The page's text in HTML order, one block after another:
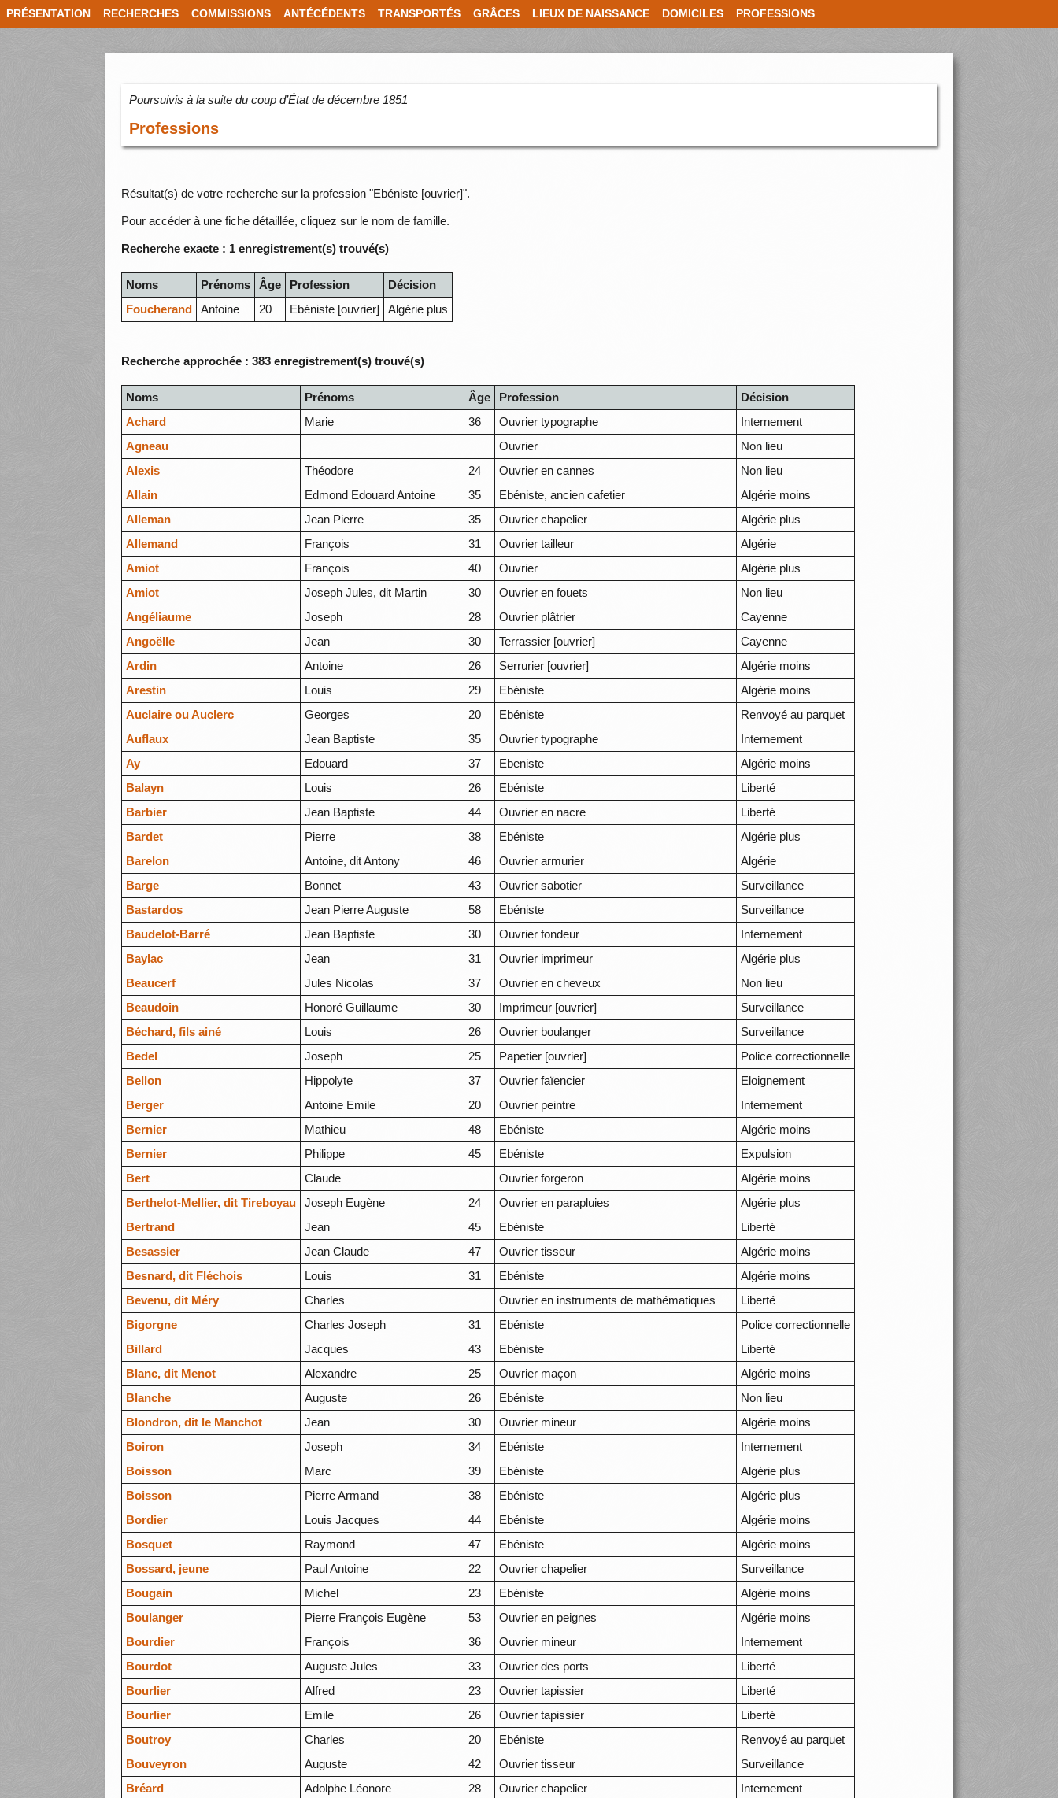
PRÉSENTATION RECHERCHES COMMISSIONS ANTÉCÉDENTS TRANSPORTÉS GRÂCES LIEUX DE NAISSANCE DOMICILES PROFESSIONS
Poursuivis à la suite du coup d’État de décembre 1851
Professions
Résultat(s) de votre recherche sur la profession "Ebéniste [ouvrier]".
Pour accéder à une fiche détaillée, cliquez sur le nom de famille.
Recherche exacte : 1 enregistrement(s) trouvé(s)
Noms Prénoms Âge Profession
Décision
Foucherand
Antoine 20 Ebéniste [ouvrier] Algérie plus
Recherche approchée : 383 enregistrement(s) trouvé(s)
Noms Prénoms Âge Profession
Décision
Achard
Marie 36 Ouvrier typographe
Internement
Agneau
Ouvrier
Non lieu
Alexis
Théodore 24 Ouvrier en cannes
Non lieu
Allain
Edmond Edouard Antoine 35 Ebéniste, ancien cafetier
Algérie moins
Alleman
Jean Pierre 35 Ouvrier chapelier
Algérie plus
Allemand
François 31 Ouvrier tailleur
Algérie
Amiot
François 40 Ouvrier
Algérie plus
Amiot
Joseph Jules, dit Martin 30 Ouvrier en fouets
Non lieu
Angéliaume
Joseph 28 Ouvrier plâtrier
Cayenne
Angoëlle
Jean 30 Terrassier [ouvrier]
Cayenne
Ardin
Antoine 26 Serrurier [ouvrier]
Algérie moins
Arestin
Louis 29 Ebéniste
Algérie moins
Auclaire ou Auclerc
Georges 20 Ebéniste
Renvoyé au parquet
Auflaux
Jean Baptiste 35 Ouvrier typographe
Internement
Ay
Edouard 37 Ebeniste
Algérie moins
Balayn
Louis 26 Ebéniste
Liberté
Barbier
Jean Baptiste 44 Ouvrier en nacre
Liberté
Bardet
Pierre 38 Ebéniste
Algérie plus
Barelon
Antoine, dit Antony 46 Ouvrier armurier
Algérie
Barge
Bonnet 43 Ouvrier sabotier
Surveillance
Bastardos
Jean Pierre Auguste 58 Ebéniste
Surveillance
Baudelot-Barré
Jean Baptiste 30 Ouvrier fondeur
Internement
Baylac
Jean 31 Ouvrier imprimeur
Algérie plus
Beaucerf
Jules Nicolas 37 Ouvrier en cheveux
Non lieu
Beaudoin
Honoré Guillaume 30 Imprimeur [ouvrier]
Surveillance
Béchard, fils ainé
Louis 26 Ouvrier boulanger
Surveillance
Bedel
Joseph 25 Papetier [ouvrier]
Police correctionnelle
Bellon
Hippolyte 37 Ouvrier faïencier
Eloignement
Berger
Antoine Emile 20 Ouvrier peintre
Internement
Bernier
Mathieu 48 Ebéniste
Algérie moins
Bernier
Philippe 45 Ebéniste
Expulsion
Bert
Claude Ouvrier forgeron
Algérie moins
Berthelot-Mellier, dit Tireboyau
Joseph Eugène 24 Ouvrier en parapluies
Algérie plus
Bertrand
Jean 45 Ebéniste
Liberté
Besassier
Jean Claude 47 Ouvrier tisseur
Algérie moins
Besnard, dit Fléchois
Louis 31 Ebéniste
Algérie moins
Bevenu, dit Méry
Charles Ouvrier en instruments de mathématiques
Liberté
Bigorgne
Charles Joseph 31 Ebéniste
Police correctionnelle
Billard
Jacques 43 Ebéniste
Liberté
Blanc, dit Menot
Alexandre 25 Ouvrier maçon
Algérie moins
Blanche
Auguste 26 Ebéniste
Non lieu
Blondron, dit le Manchot
Jean 30 Ouvrier mineur
Algérie moins
Boiron
Joseph 34 Ebéniste
Internement
Boisson
Marc 39 Ebéniste
Algérie plus
Boisson
Pierre Armand 38 Ebéniste
Algérie plus
Bordier
Louis Jacques 44 Ebéniste
Algérie moins
Bosquet
Raymond 47 Ebéniste
Algérie moins
Bossard, jeune
Paul Antoine 22 Ouvrier chapelier
Surveillance
Bougain
Michel 23 Ebéniste
Algérie moins
Boulanger
Pierre François Eugène 53 Ouvrier en peignes
Algérie moins
Bourdier
François 36 Ouvrier mineur
Internement
Bourdot
Auguste Jules 33 Ouvrier des ports
Liberté
Bourlier
Alfred 23 Ouvrier tapissier
Liberté
Bourlier
Emile 26 Ouvrier tapissier
Liberté
Boutroy
Charles 20 Ebéniste
Renvoyé au parquet
Bouveyron
Auguste 42 Ouvrier tisseur
Surveillance
Bréard
Adolphe Léonore 28 Ouvrier chapelier
Internement